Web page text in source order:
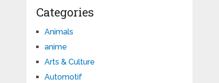
Categories
Animals
anime
Arts & Culture
Automotif